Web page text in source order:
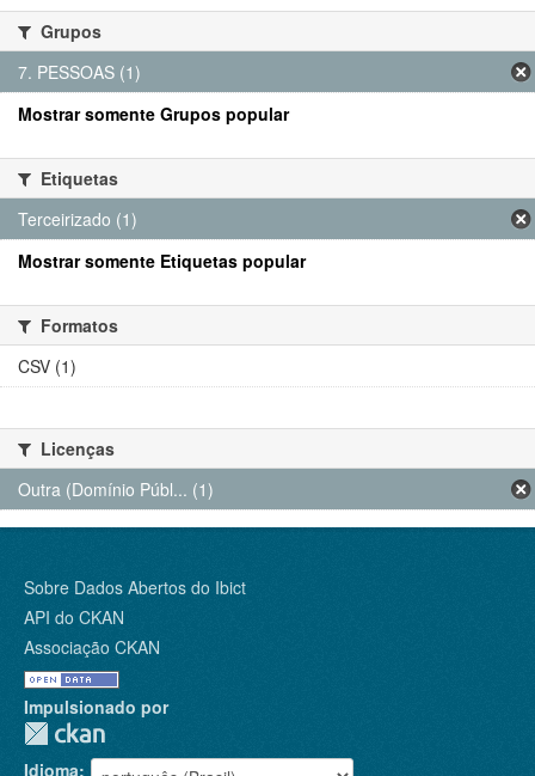
Grupos
7. PESSOAS (1)
Mostrar somente Grupos popular
Etiquetas
Terceirizado (1)
Mostrar somente Etiquetas popular
Formatos
CSV (1)
Licenças
Outra (Domínio Públ... (1)
Sobre Dados Abertos do Ibict
API do CKAN
Associação CKAN
Impulsionado por
Idioma